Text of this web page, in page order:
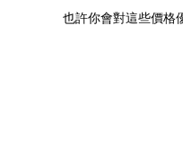
也許你會對這些價格